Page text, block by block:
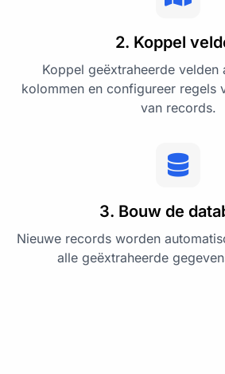
2. Koppel
Koppel geëxtraheerde velden
kolommen en configureer regels
van records.
3. Bouw de
Nieuwe records worden
alle geëxtraheerde